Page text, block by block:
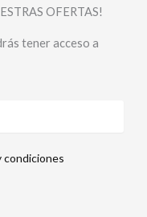
OFERTAS!
tener acceso a
condiciones